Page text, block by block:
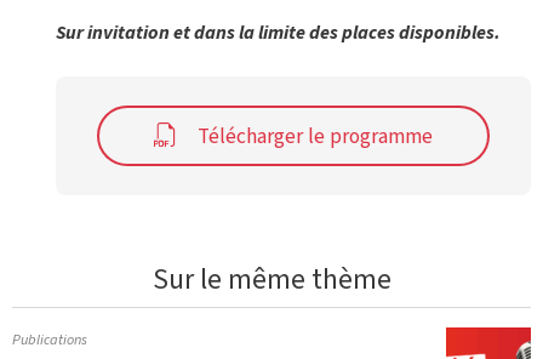
Sur invitation et dans la limite des places disponibles.
Télécharger le programme
Sur le même thème
Publications